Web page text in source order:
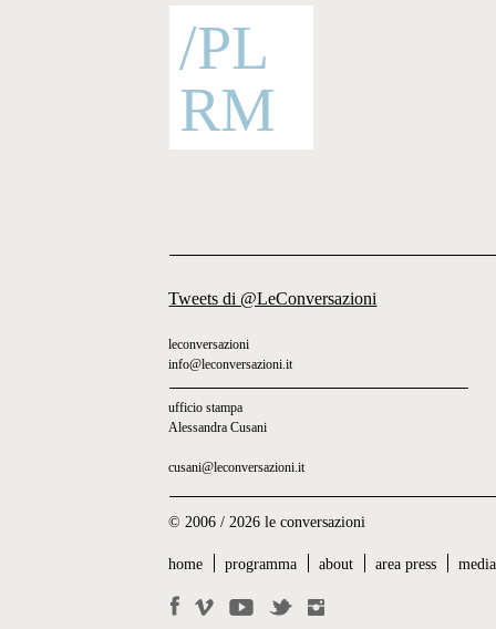
/PL
RM
Tweets di @LeConversazioni
leconversazioni
info@leconversazioni.it
ufficio stampa
Alessandra Cusani
cusani@leconversazioni.it
© 2006 / 2026 le conversazioni
home programma about area press media